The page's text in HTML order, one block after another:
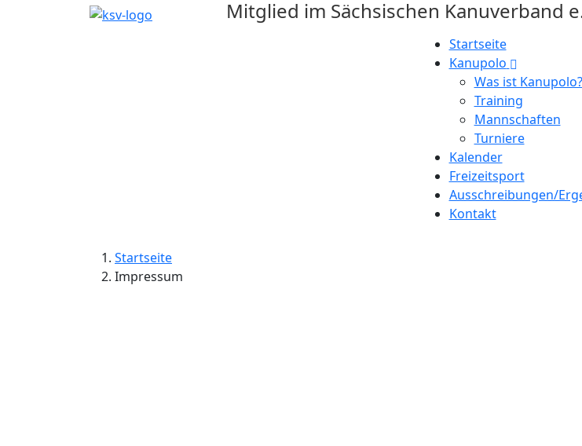
Mitglied im Sächsischen Kanuverband
Startseite
Kanupolo
Was ist Kanupolo?
Training
Mannschaften
Turniere
Kalender
Freizeitsport
Ausschreibungen/
Kontakt
Startseite
Impressum